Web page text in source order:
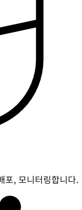
포, 모니터링합니다.